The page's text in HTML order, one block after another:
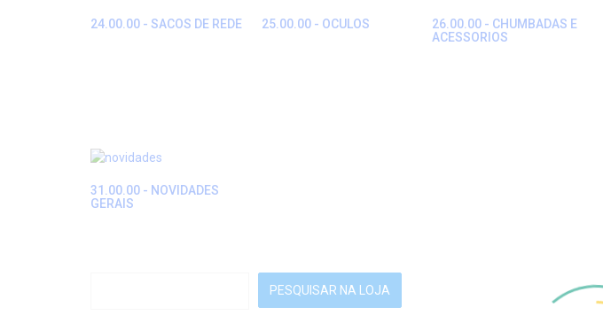
24.00.00 - SACOS DE REDE 25.00.00 - OCULOS
26.00.00 - CHUMBADAS E
ACESSORIOS
31.00.00 - NOVIDADES
GERAIS